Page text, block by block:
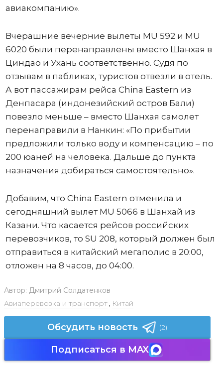
авиакомпанию».
Вчерашние вечерние вылеты MU 592 и MU
6020 были перенаправлены вместо Шанхая в
Циндао и Ухань соответственно. Судя по
отзывам в пабликах, туристов отвезли в отель.
А вот пассажирам рейса China Eastern из
Денпасара (индонезийский остров Бали)
повезло меньше – вместо Шанхая самолет
перенаправили в Нанкин: «По прибытии
предложили только воду и компенсацию – по
200 юаней на человека. Дальше до пункта
назначения добираться самостоятельно».
Добавим, что China Eastern отменила и
сегодняшний вылет MU 5066 в Шанхай из
Казани. Что касается рейсов российских
перевозчиков, то SU 208, который должен был
отправиться в китайский мегаполис в 20:00,
отложен на 8 часов, до 04:00.
Автор: Дмитрий Солдатенков
Авиаперевозка и транспорт, Китай
Обсудить новость (2)
Подписаться в MAX